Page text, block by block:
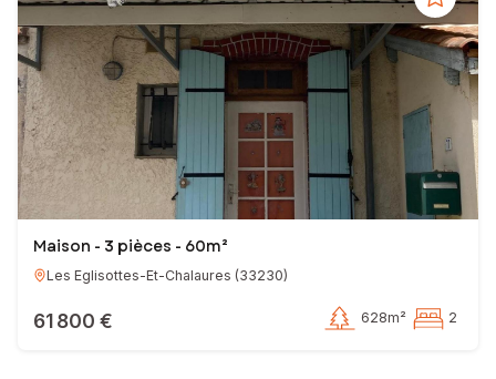
Maison - 3 pièces - 60m²
Les Eglisottes-Et-Chalaures (33230)
61 800 € 628m² 2